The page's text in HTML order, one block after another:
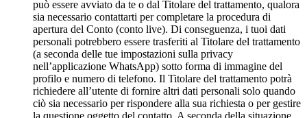
può essere avviato da te o dal Titolare del trattamento, qualora
sia necessario contattarti per completare la procedura di
apertura del Conto (conto live). Di conseguenza, i tuoi dati
personali potrebbero essere trasferiti al Titolare del trattamento
(a seconda delle tue impostazioni sulla privacy
nell’applicazione WhatsApp) sotto forma di immagine del
profilo e numero di telefono. Il Titolare del trattamento potrà
richiedere all’utente di fornire altri dati personali solo quando
ciò sia necessario per rispondere alla sua richiesta o per gestire
la questione oggetto del contatto. A seconda della situazione,